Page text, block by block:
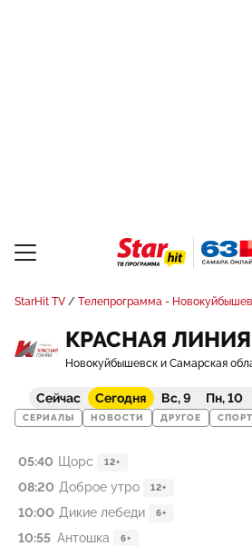
StarHit TV Телепрограмма -
КРАСНАЯ ЛИНИЯ
Новокуйбышевск и Самарская
Сейчас Сегодня Вс, 9 Пн, 10
СЕРИАЛЫ НОВОСТИ ДРУГОЕ СПОРТ
05:40 Щорс 12+
08:20 Доброе утро 12+
10:00 Дикие лебеди 6+
10:55 Антошка 6+